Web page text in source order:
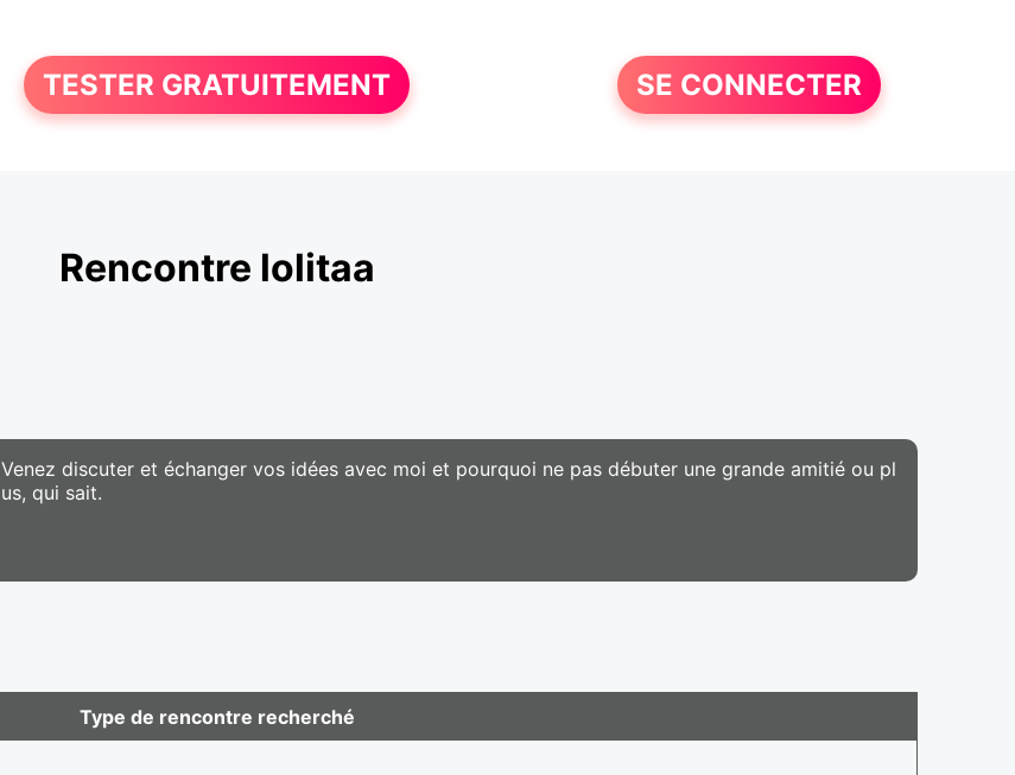
TESTER GRATUITEMENT SE CONNECTER
Rencontre lolitaa
Venez discuter et échanger vos idées avec moi et pourquoi ne pas débuter une grande amitié ou pl
us, qui sait.
Type de rencontre recherché